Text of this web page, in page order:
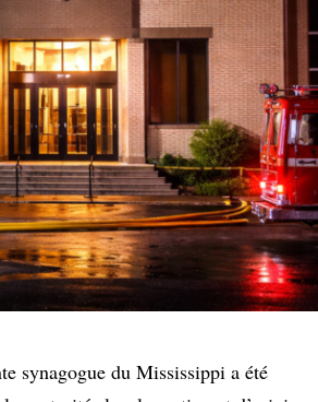
synagogue du Mississippi a été